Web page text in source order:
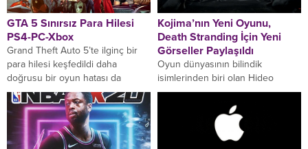
GTA 5 Sınırsız Para Hilesi
PS4-PC-Xbox
Grand Theft Auto 5’te ilginç bir
para hilesi keşfedildi daha
doğrusu bir oyun hatası da
denilebilir. Şimdi göstereceğimiz
hile ile...
Kojima’nın Yeni Oyunu,
Death Stranding İçin Yeni
Görseller Paylaşıldı
Oyun dünyasının bilindik
isimlerinden biri olan Hideo
Kojima şu sıralar Death Stranding
oyunu tamamlamakla meşgul,
tahminimize göre kısa bir